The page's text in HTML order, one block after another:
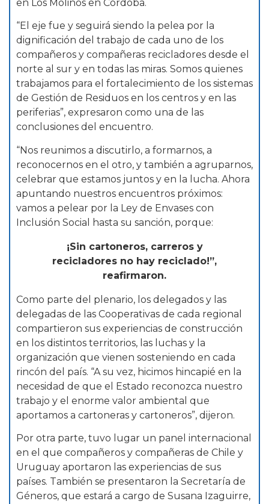
en Los Molinos en Córdoba.
“El eje fue y seguirá siendo la pelea por la
dignificación del trabajo de cada uno de los
compañeros y compañeras recicladores desde el
norte al sur y en todas las miras. Somos quienes
trabajamos para el fortalecimiento de los sistemas
de Gestión de Residuos en los centros y en las
periferias”, expresaron como una de las
conclusiones del encuentro.
“Nos reunimos a discutirlo, a formarnos, a
reconocernos en el otro, y también a agruparnos,
celebrar que estamos juntos y en la lucha. Ahora
apuntando nuestros encuentros próximos:
vamos a pelear por la Ley de Envases con
Inclusión Social hasta su sanción, porque:
¡Sin cartoneros, carreros y
recicladores no hay reciclado!”,
reafirmaron.
Como parte del plenario, los delegados y las
delegadas de las Cooperativas de cada regional
compartieron sus experiencias de construcción
en los distintos territorios, las luchas y la
organización que vienen sosteniendo en cada
rincón del país. “A su vez, hicimos hincapié en la
necesidad de que el Estado reconozca nuestro
trabajo y el enorme valor ambiental que
aportamos a cartoneras y cartoneros”, dijeron.
Por otra parte, tuvo lugar un panel internacional
en el que compañeros y compañeras de Chile y
Uruguay aportaron las experiencias de sus
países. También se presentaron la Secretaría de
Géneros, que estará a cargo de Susana Izaguirre,